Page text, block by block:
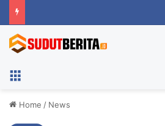
Home / News